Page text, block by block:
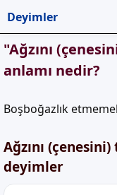
Deyimler
"Ağzını
anlamı nedir?
Boşboğazlık
Ağzını
deyimler